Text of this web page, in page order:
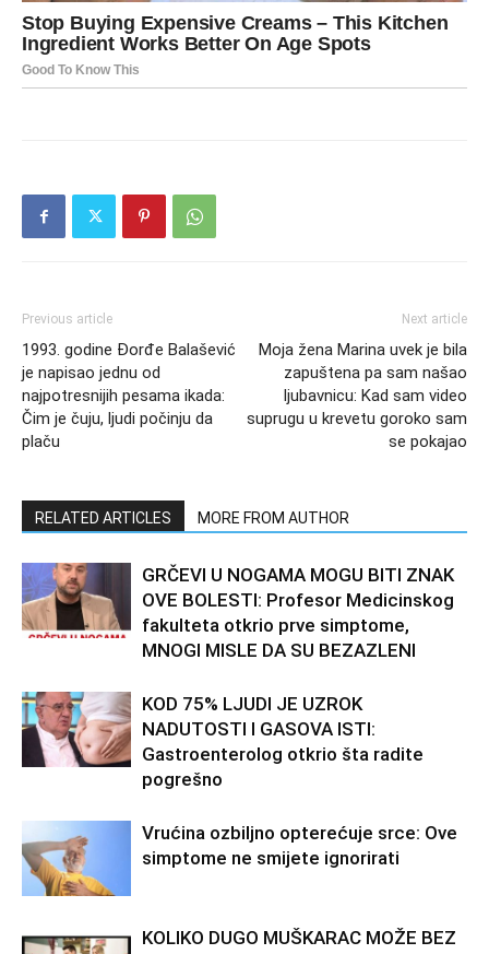
Previous article
1993. godine Đorđe Balašević
je napisao jednu od
najpotresnijih pesama ikada:
Čim je čuju, ljudi počinju da
plaču
Next article
Moja žena Marina uvek je bila
zapuštena pa sam našao
ljubavnicu: Kad sam video
suprugu u krevetu goroko sam
se pokajao
RELATED ARTICLES MORE FROM AUTHOR
GRČEVI U NOGAMA MOGU BITI ZNAK
OVE BOLESTI: Profesor Medicinskog
fakulteta otkrio prve simptome,
MNOGI MISLE DA SU BEZAZLENI
KOD 75% LJUDI JE UZROK
NADUTOSTI I GASOVA ISTI:
Gastroenterolog otkrio šta radite
pogrešno
Vrućina ozbiljno opterećuje srce: Ove
simptome ne smijete ignorirati
KOLIKO DUGO MUŠKARAC MOŽE BEZ